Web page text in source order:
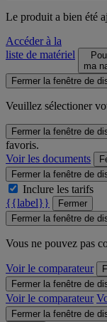
Le produit a bien été
Accéder à la
liste de matériel
ma
Fermer la fenêtre de
Veuillez sélectioner
Fermer la fenêtre de
favoris.
Voir les documents
Fermer la fenêtre de
Inclure les tarifs
{{label}}
Fermer
Fermer la fenêtre de
Vous ne pouvez pas
Voir le comparateur
Fermer la fenêtre de
Voir le comparateur
Fermer la fenêtre de